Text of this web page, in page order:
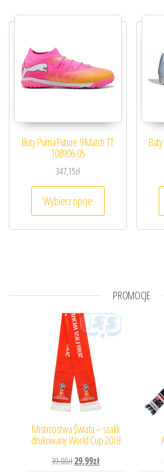
Buty Puma Future 9 Match TT
108906-05
347,15zł
Wybierz opcje
Ten produkt ma
PROMOCJE
Mistrzostwa Świata – szalik
drukowany World Cup 2018
39,00złPierwotna cena wynosiła:
29,99złAktualna cena